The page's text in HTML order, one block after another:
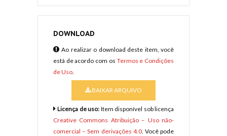
DOWNLOAD
Ao realizar o download deste item, você
está de acordo com os Termos e Condições
de Uso.
BAIXAR ARQUIVO
Licença de uso: Item disponível sob licença
Creative Commons Atribuição – Uso não-
comercial – Sem derivações 4.0. Você pode